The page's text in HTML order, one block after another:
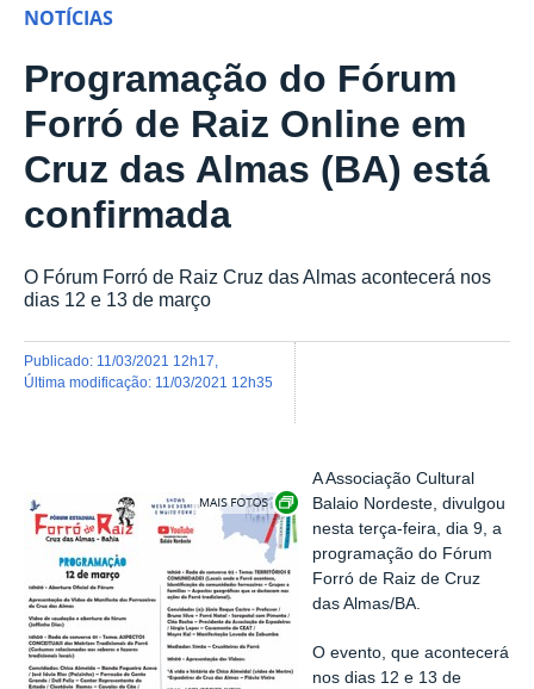
NOTÍCIAS
Programação do Fórum
Forró de Raiz Online em
Cruz das Almas (BA) está
confirmada
O Fórum Forró de Raiz Cruz das Almas acontecerá nos
dias 12 e 13 de março
publicado: 11/03/2021 12h17
última modificação: 11/03/2021 12h35
Exibir carrossel de imagens
A Associação Cultural
Balaio Nordeste, divulgou
nesta terça-feira, dia 9, a
programação do Fórum
Forró de Raiz de Cruz
das Almas/BA.
O evento, que acontecerá
nos dias 12 e 13 de